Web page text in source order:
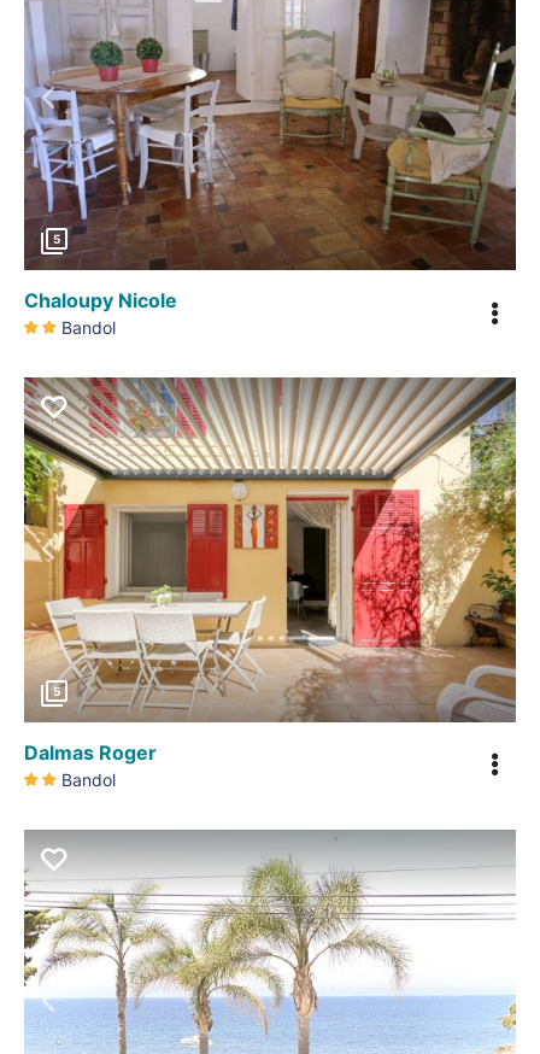
Précédent
5
Chaloupy Nicole
Bandol
Précédent
5
Dalmas Roger
Bandol
Précédent